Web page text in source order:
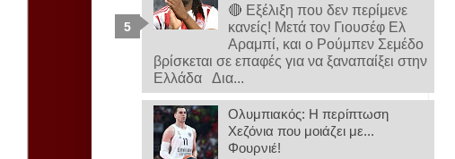
🔴 Εξέλιξη που δεν περίμενε
κανείς! Μετά τον Γιουσέφ Ελ
Αραμπί, και ο Ρούμπεν Σεμέδο
βρίσκεται σε επαφές για να ξαναπαίξει στην
Ελλάδα Δια...
Ολυμπιακός: Η περίπτωση
Χεζόνια που μοιάζει με...
Φουρνιέ!